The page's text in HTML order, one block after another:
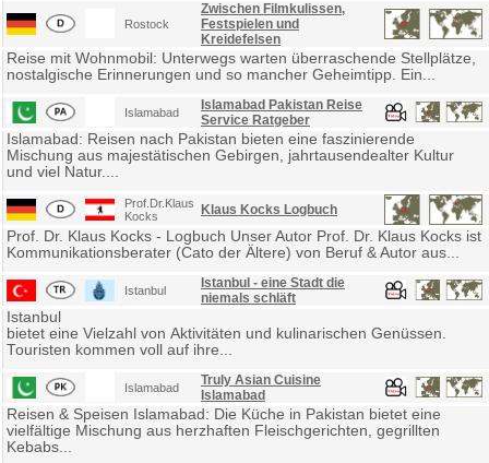
Rostock
Zwischen Filmkulissen,
Festspielen und
Kreidefelsen
Reise mit Wohnmobil: Unterwegs warten überraschende Stellplätze,
nostalgische Erinnerungen und so mancher Geheimtipp. Ein...
Islamabad
Islamabad Pakistan Reise
Service Ratgeber
Islamabad: Reisen nach Pakistan bieten eine faszinierende
Mischung aus majestätischen Gebirgen, jahrtausendealter Kultur
und viel Natur....
Prof.Dr.Klaus
Kocks
Klaus Kocks Logbuch
Prof. Dr. Klaus Kocks - Logbuch Unser Autor Prof. Dr. Klaus Kocks ist
Kommunikationsberater (Cato der Ältere) von Beruf & Autor aus...
Istanbul
Istanbul - eine Stadt die
niemals schläft
Istanbul
bietet eine Vielzahl von Aktivitäten und kulinarischen Genüssen.
Touristen kommen voll auf ihre...
Islamabad
Truly Asian Cuisine
Islamabad
Reisen & Speisen Islamabad: Die Küche in Pakistan bietet eine
vielfältige Mischung aus herzhaften Fleischgerichten, gegrillten
Kebabs...